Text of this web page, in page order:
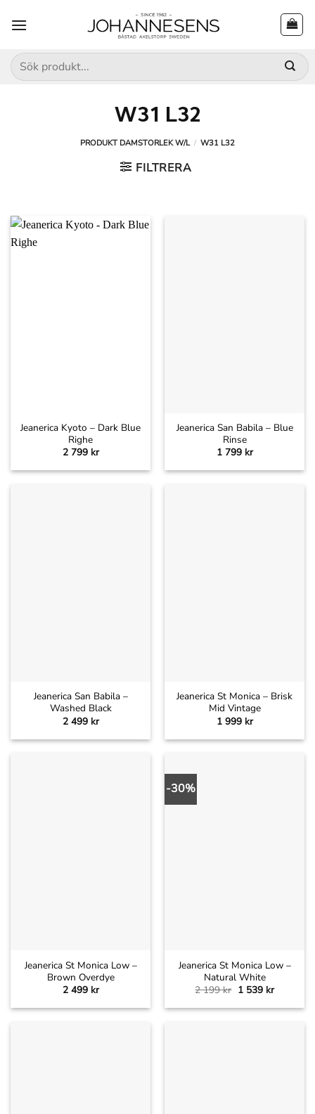
Sök
efter:
W31 L32
PRODUKT DAMSTORLEK W/L / W31 L32
FILTRERA
Jeanerica Kyoto – Dark Blue
Righe
2 799 kr
Jeanerica San Babila – Blue
Rinse
1 799 kr
Jeanerica San Babila –
Washed Black
2 499 kr
Jeanerica St Monica – Brisk
Mid Vintage
1 999 kr
Jeanerica St Monica Low –
Brown Overdye
2 499 kr
-30%
Jeanerica St Monica Low –
Natural White
2 199kr Det
ursprungliga
priset
1 539 krDet
priset